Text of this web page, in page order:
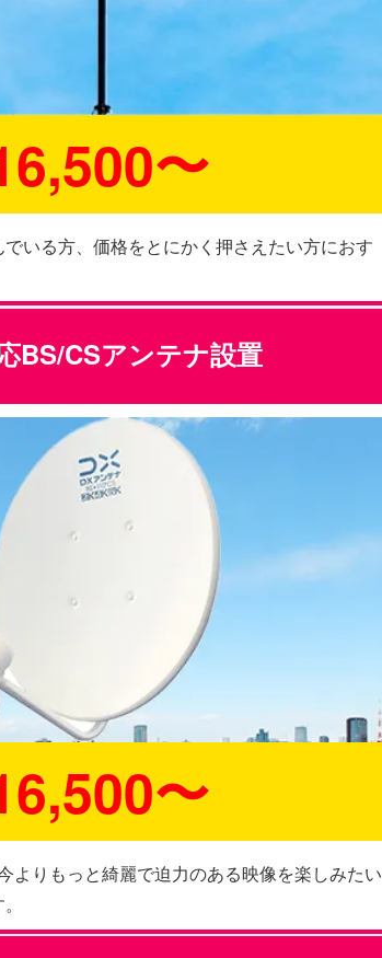
〜
いる方、価格をとにかく押さえたい方におす
BS/CSアンテナ設置
〜
よりもっと綺麗で迫力のある映像を楽しみたい